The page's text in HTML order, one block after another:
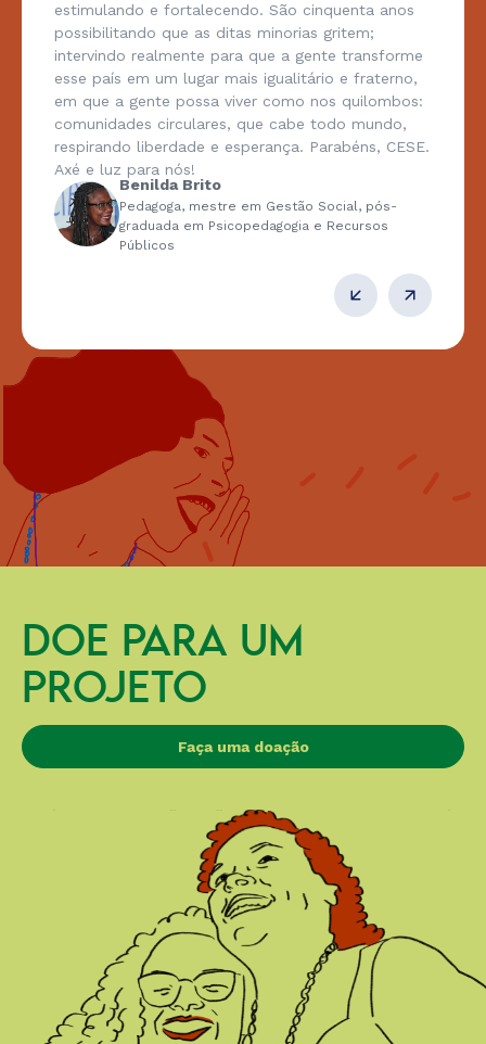
estimulando e fortalecendo. São cinquenta anos
possibilitando que as ditas minorias gritem;
intervindo realmente para que a gente transforme
esse país em um lugar mais igualitário e fraterno,
em que a gente possa viver como nos quilombos:
comunidades circulares, que cabe todo mundo,
respirando liberdade e esperança. Parabéns, CESE.
Axé e luz para nós!
Benilda Brito
Pedagoga, mestre em Gestão Social, pós-
graduada em Psicopedagogia e Recursos
Públicos
DOE PARA UM
PROJETO
Faça uma doação